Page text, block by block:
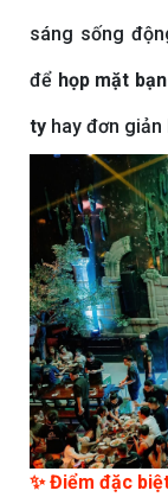
sáng sống
để họp mặt
ty hay đơn giản
✨ Điểm đặc